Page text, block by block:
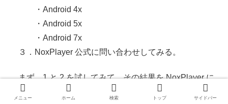
・Android 4x
・Android 5x
・Android 7x
３．NoxPlayer 公式に問い合わせしてみる。
まず、1 と 2 を試してみて、その結果を NoxPlayer に
聞いてみるのがイイと思います。
メニュー ホーム 検索 トップ サイドバー